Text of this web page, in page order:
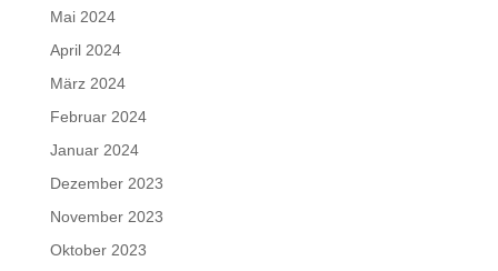
Mai 2024
April 2024
März 2024
Februar 2024
Januar 2024
Dezember 2023
November 2023
Oktober 2023